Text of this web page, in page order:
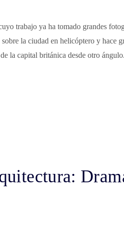
trabajo ya ha tomado grandes
la ciudad en helicóptero y hace
la capital británica desde otro